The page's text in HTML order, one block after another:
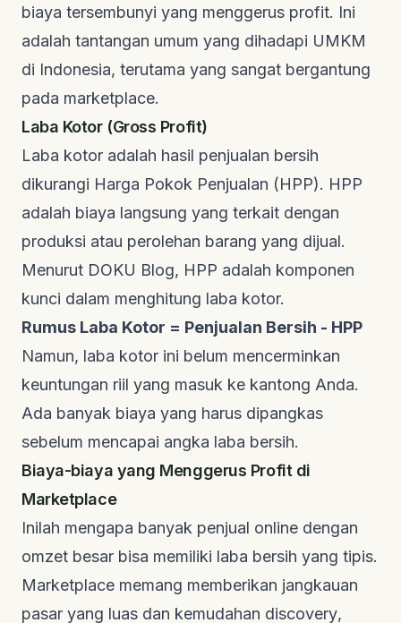
biaya tersembunyi yang menggerus profit. Ini
adalah tantangan umum yang dihadapi UMKM
di Indonesia, terutama yang sangat bergantung
pada marketplace.
Laba Kotor (Gross Profit)
Laba kotor adalah hasil penjualan bersih
dikurangi Harga Pokok Penjualan (HPP). HPP
adalah biaya langsung yang terkait dengan
produksi atau perolehan barang yang dijual.
Menurut DOKU Blog, HPP adalah komponen
kunci dalam menghitung laba kotor.
Rumus Laba Kotor = Penjualan Bersih - HPP
Namun, laba kotor ini belum mencerminkan
keuntungan riil yang masuk ke kantong Anda.
Ada banyak biaya yang harus dipangkas
sebelum mencapai angka laba bersih.
Biaya-biaya yang Menggerus Profit di
Marketplace
Inilah mengapa banyak penjual online dengan
omzet besar bisa memiliki laba bersih yang tipis.
Marketplace memang memberikan jangkauan
pasar yang luas dan kemudahan discovery,